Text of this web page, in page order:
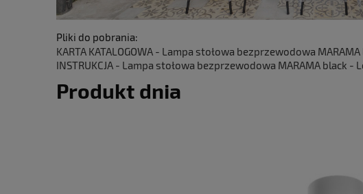
Pliki do pobrania:
KARTA KATALOGOWA - Lampa stołowa bezprzewodowa
INSTRUKCJA - Lampa stołowa bezprzewodowa MARAMA black -
Produkt dnia